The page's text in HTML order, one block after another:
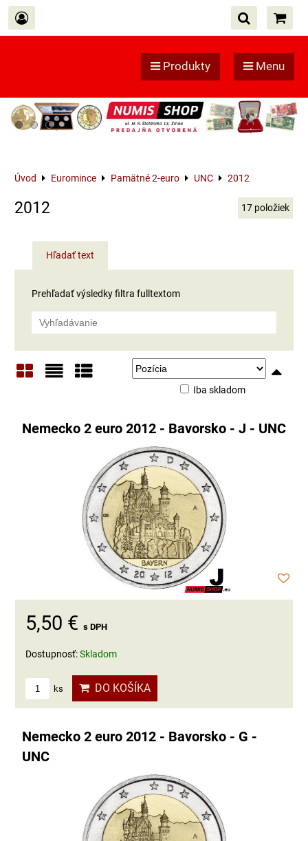
Produkty Menu
Úvod Euromince Pamätné 2-euro UNC 2012
2012 17 položiek
Hľadať text
Prehľadať výsledky filtra fulltextom
Iba skladom
Nemecko 2 euro 2012 - Bavorsko - J - UNC
5,50 € s DPH
Dostupnosť:Skladom
ks DO KOŠÍKA
Nemecko 2 euro 2012 - Bavorsko - G -
UNC